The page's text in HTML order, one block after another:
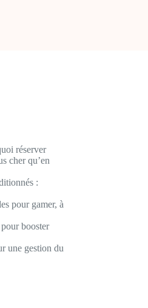
réserver
cher qu’en
:
pour gamer, à
booster
une gestion du